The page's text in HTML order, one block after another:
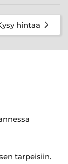
hintaa
tarpeisiin.